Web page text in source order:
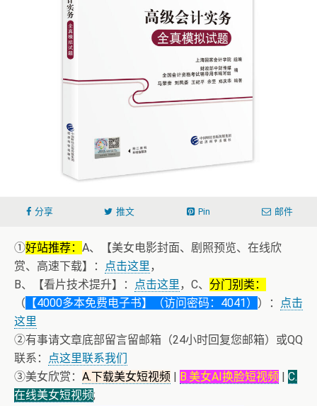
分享 推文 Pin 邮件
①好站推荐： A、【美女电影封面、剧照预览、在线欣
赏、高速下载】：
点击这里，
B、【看片技术提升】：
点击这里，C、 分门别类：
（ 【4000多本免费电子书】（访问密码：4041） ）：
点击
这里
②有事请文章底部留言留邮箱（24小时回复您邮箱）或QQ
联系：
点这里联系我们
③美女欣赏： A.下载美女短视频 | B.美女AI换脸短视频 | C.
在线美女短视频;